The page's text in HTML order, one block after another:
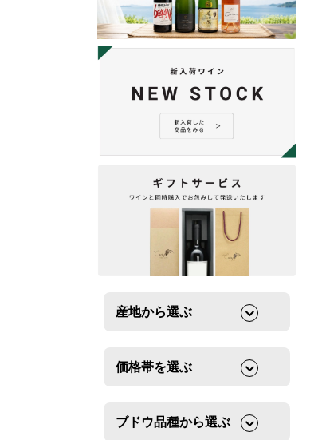
産地から選ぶ
価格帯を選ぶ
ブドウ品種から選ぶ